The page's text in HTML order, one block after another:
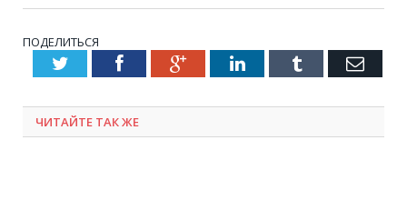
ПОДЕЛИТЬСЯ
TwitterFacebookGoogle+LinkedInTumblr Email
ЧИТАЙТЕ ТАК ЖЕ